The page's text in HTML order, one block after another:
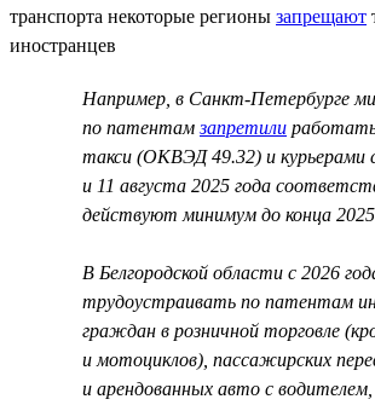
транспорта некоторые регионы запрещают
иностранцев
Например, в Санкт-Петербурге
по патентамзапретили
такси (ОКВЭД 49.32) и курьерами
и 11 августа 2025 года
действуют минимум до конца 2025
В Белгородской области с 2026
трудоустраивать по патентам
граждан в розничной торговле
и мотоциклов), пассажирских
и арендованных авто с